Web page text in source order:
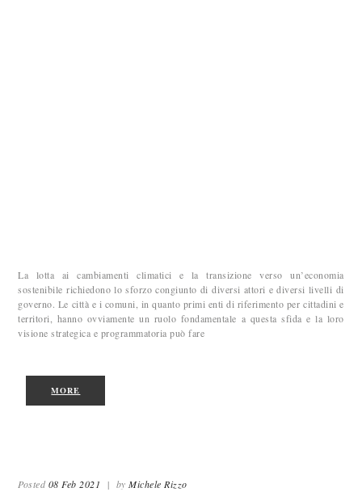
La lotta ai cambiamenti climatici e la transizione verso un’economia
sostenibile richiedono lo sforzo congiunto di diversi attori e diversi livelli di
governo. Le città e i comuni, in quanto primi enti di riferimento per cittadini e
territori, hanno ovviamente un ruolo fondamentale a questa sfida e la loro
visione strategica e programmatoria può fare
MORE
Posted08 Feb 2021 | byMichele Rizzo